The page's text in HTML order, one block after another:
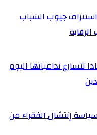
جيوب الشباب
تتسارع تداعياتها اليوم
إنتشال الفقراء من